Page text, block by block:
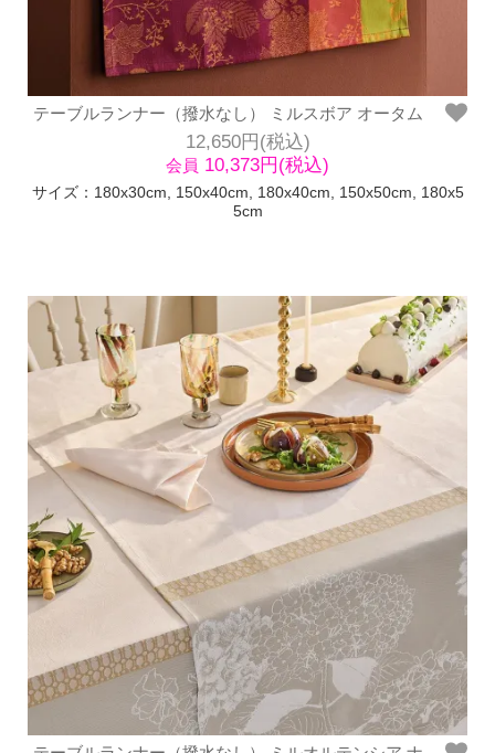
テーブルランナー（撥水なし） ミルスボア オータム
12,650円(税込)
会員 10,373円(税込)
サイズ：180x30cm, 150x40cm, 180x40cm, 150x50cm, 180x5
5cm